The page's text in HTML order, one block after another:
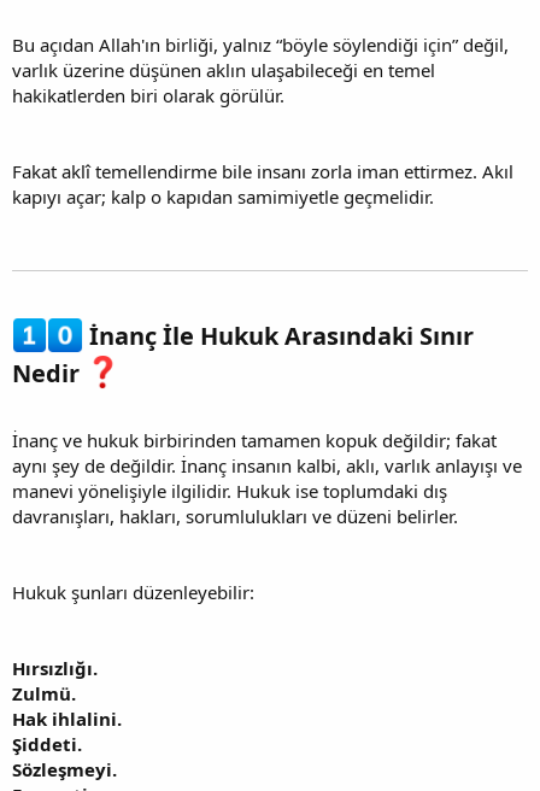
Bu açıdan Allah'ın birliği, yalnız “böyle söylendiği için” değil,
varlık üzerine düşünen aklın ulaşabileceği en temel
hakikatlerden biri olarak görülür.
Fakat aklî temellendirme bile insanı zorla iman ettirmez. Akıl
kapıyı açar; kalp o kapıdan samimiyetle geçmelidir.
İnanç İle Hukuk Arasındaki Sınır
Nedir
İnanç ve hukuk birbirinden tamamen kopuk değildir; fakat
aynı şey de değildir. İnanç insanın kalbi, aklı, varlık anlayışı ve
manevi yönelişiyle ilgilidir. Hukuk ise toplumdaki dış
davranışları, hakları, sorumlulukları ve düzeni belirler.
Hukuk şunları düzenleyebilir:
Hırsızlığı.
Zulmü.
Hak ihlalini.
Şiddeti.
Sözleşmeyi.